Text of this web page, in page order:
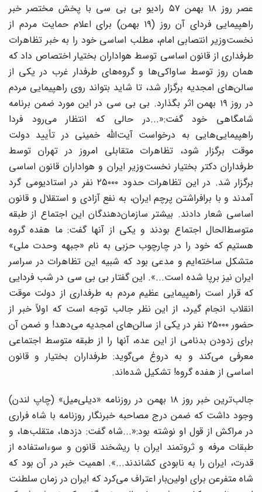
عصر روز ۱۸ بهمن ۵۷ رادیو بی بی سی با پخش مختصر خبر
راهپیمایی فردای آن روز (۱۹ بهمن) برای اعلام حمایت مردم از
نخست‌وزیر انتصابی امام، مطلب اساسی خود را به خبر تظاهرات
طرفداری از قانون اساسی توسط هواداران بختیار اختصاص داد که
همان روز توسط ساواکی‌ها و گروه‌های طرفدار غرب در یکی از
سالن‌های امجدیه برگزار شد، تا شاید بتواند روی راهپیمایی مردم
در روز ۱۹ بهمن اثر بگذارد. بی بی سی در این مورد ضمن برنامه
شامگاهی خود گفت:«...در حالی که انتظار می‌رود فردا
راهپیمایی‌هایی به درخواست آیت‌الله خمینی در تأیید دولت
موقت برگزار شود، تظاهرات متقابلی امروز در تهران توسط
طرفداران دکتر بختیار نخست‌وزیر ایران و هواداران قانون اساسی
برگزار شد. در این تظاهرات حدود ۲۵۰۰۰ نفر در استادیومی گرد
آمدند و با برافراشتن پرچم ایران، به نفع آزادی و استقلال و قانون
اساسی شعار دادند. بیشتر سازمان‌دهندگان این اجتماع از طبقه
متوسط‌الحال اجتماع بودند و یکی از آنها گفت: ما هفده گروه
هستیم که خود را در چارچوب حزبی به نام «جبهه وحدت ملی»
متشکل ساخته‌ایم و مدعی بود که شبیه این تظاهرات در سراسر
ایران نیز برپا شده است...». این گفتار بی بی سی در شب فردایی
که قرار است راهپیمایی عظیم مردم به طرفداری از دولت موقت
انقلاب انجام گیرد، از این نظر جالب توجه است که اولاً خبر از
حضور ۲۵۰۰۰ نفر در یکی از سالن‌های امجدیه می‌دهد! و ضمن آن
برای زدودن بدنامی از این عده، آنها را از طبقه متوسط اجتماعی
معرفی می‌کند و به دروغ می‌گوید: طرفداران بختیار و قانون
اساسی از هفده گروه! تشکیل شده‌اند.
جالب‌ترین خبر روز ۱۸ بهمن در روزنامه «دیلی‌میل» (چاپ لندن)
وجود داشت که ضمن درج مصاحبه خبرنگار روزنامه با شاه فراری
در مراکش از قول او نوشته بود:«...شاه گفت: دزدها، متقلب‌ها، و
طبقات مرفه و ثروتمند ایران با ریشخند قانون و سوءاستفاده از
قدرت، ایران را به نابودی کشاندند...». اهمیت خبر در آن بود که
شاه متفرعن برای اولین‌بار اعتراف می‌کرد که ایران در زمان سلطنت